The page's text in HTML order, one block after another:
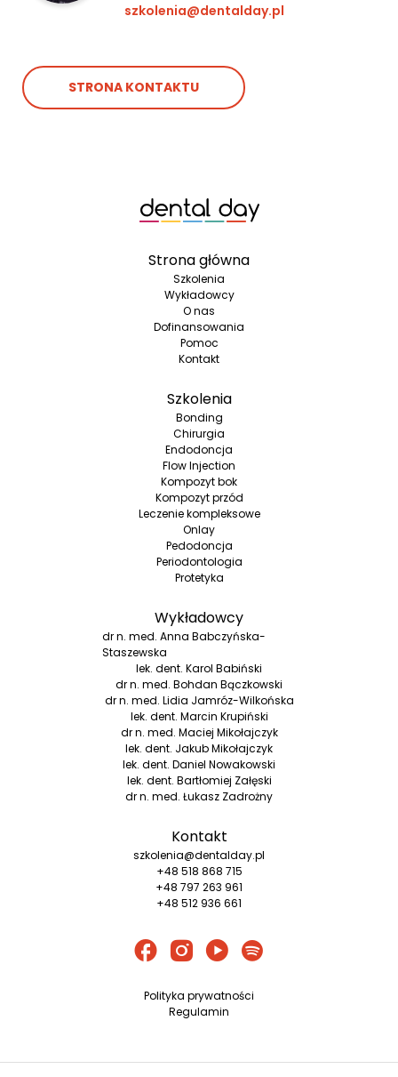
szkolenia@dentalday.pl
STRONA KONTAKTU
Strona główna
Szkolenia
Wykładowcy
O nas
Dofinansowania
Pomoc
Kontakt
Szkolenia
Bonding
Chirurgia
Endodoncja
Flow Injection
Kompozyt bok
Kompozyt przód
Leczenie kompleksowe
Onlay
Pedodoncja
Periodontologia
Protetyka
Wykładowcy
dr n. med. Anna Babczyńska-
Staszewska
lek. dent. Karol Babiński
dr n. med. Bohdan Bączkowski
dr n. med. Lidia Jamróz-Wilkońska
lek. dent. Marcin Krupiński
dr n. med. Maciej Mikołajczyk
lek. dent. Jakub Mikołajczyk
lek. dent. Daniel Nowakowski
lek. dent. Bartłomiej Załęski
dr n. med. Łukasz Zadrożny
Kontakt
szkolenia@dentalday.pl
+48 518 868 715
+48 797 263 961
+48 512 936 661
Polityka prywatności
Regulamin